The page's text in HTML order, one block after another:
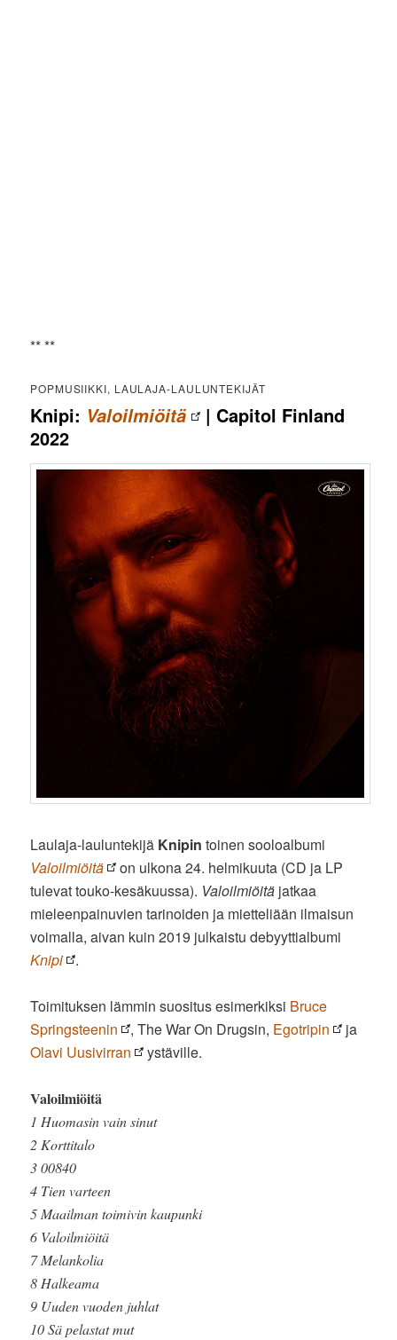
** **
POPMUSIIKKI, LAULAJA-LAULUNTEKIJÄT
Knipi: Valoilmiöitä
| Capitol Finland
2022
Laulaja-lauluntekijä Knipin toinen sooloalbumi
Valoilmiöitä
on ulkona 24. helmikuuta (CD ja LP
tulevat touko-kesäkuussa). Valoilmiöitä jatkaa
mieleenpainuvien tarinoiden ja mietteliään ilmaisun
voimalla, aivan kuin 2019 julkaistu debyyttialbumi
Knipi
.
Toimituksen lämmin suositus esimerkiksi Bruce
Springsteenin
, The War On Drugsin, Egotripin
ja
Olavi Uusivirran
ystäville.
Valoilmiöitä
1 Huomasin vain sinut
2 Korttitalo
3 00840
4 Tien varteen
5 Maailman toimivin kaupunki
6 Valoilmiöitä
7 Melankolia
8 Halkeama
9 Uuden vuoden juhlat
10 Sä pelastat mut